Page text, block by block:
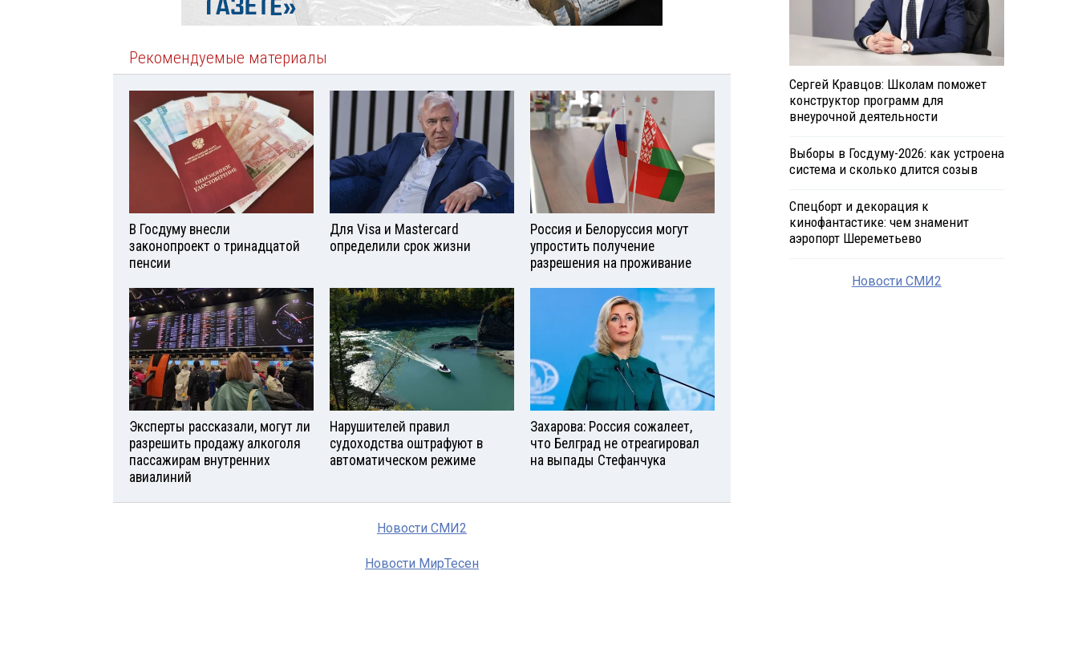
Рекомендуемые материалы
В Госдуму внесли
законопроект о тринадцатой
пенсии
Для Visа и Mastercard
определили срок жизни
Россия и Белоруссия могут
упростить получение
разрешения на проживание
Эксперты рассказали, могут ли
разрешить продажу алкоголя
пассажирам внутренних
авиалиний
Нарушителей правил
судоходства оштрафуют в
автоматическом режиме
Захарова: Россия сожалеет,
что Белград не отреагировал
на выпады Стефанчука
Новости СМИ2
Новости МирТесен
Сергей Кравцов: Школам поможет
конструктор программ для
внеурочной деятельности
Выборы в Госдуму-2026: как устроена
система и сколько длится созыв
Спецборт и декорация к
кинофантастике: чем знаменит
аэропорт Шереметьево
Новости СМИ2